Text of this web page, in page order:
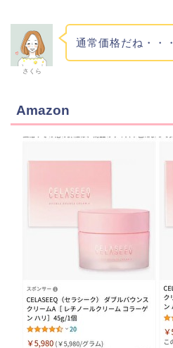
さくら
通常価格だね・・・
Amazon